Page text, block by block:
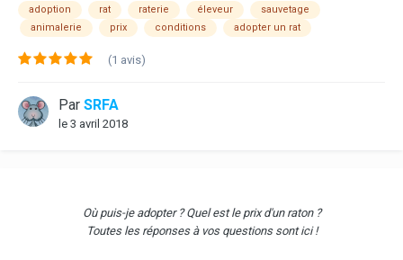
adoption rat raterie éleveur
sauvetage
animalerie
prix conditions adopter un rat
(1 avis)
Par SRFA
le 3 avril 2018
Où puis-je adopter ? Quel est le prix d'un raton ?
Toutes les réponses à vos questions sont ici !